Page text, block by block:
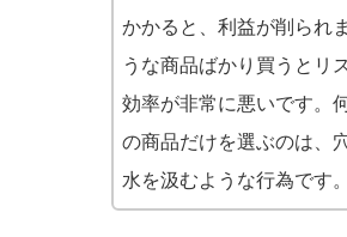
かかると、利益が削られ
うな商品ばかり買うとリ
効率が非常に悪いです。
の商品だけを選ぶのは、
水を汲むような行為です。